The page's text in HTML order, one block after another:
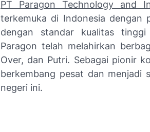
PT Paragon Technology and
terkemuka di Indonesia dengan
dengan standar kualitas
Paragon telah melahirkan
Over, dan Putri. Sebagai pionir
berkembang pesat dan menjadi
negeri ini.